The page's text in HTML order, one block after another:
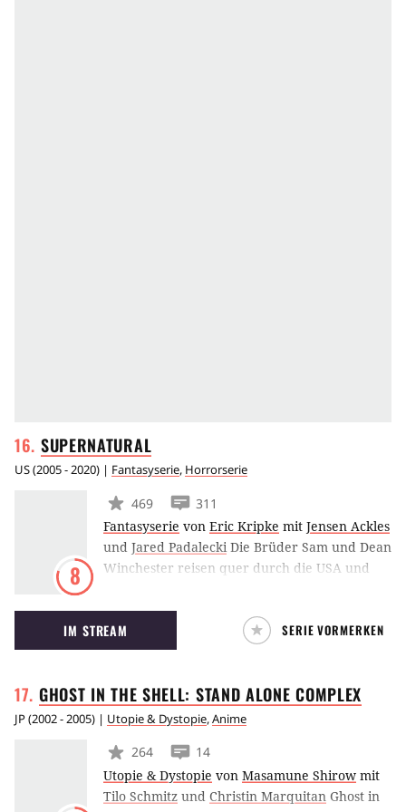
SUPERNATURAL
US(2005 - 2020) | Fantasyserie, Horrorserie
8
469
311
Fantasyserie von Eric Kripke mit Jensen Ackles
und Jared Padalecki Die Brüder Sam und Dean
Winchester reisen quer durch die USA und
von Hexen, Geistern und Dämonen. Die
Brüder bekämpfen jede übernatürliche
Macht, die sich ihnen in den Weg stellt, um die
retten.
IM STREAM SERIE VORMERKEN
GHOST IN THE SHELL: STAND ALONECOMPLEX
JP(2002 - 2005) | Utopie & Dystopie,Anime
264
14
Utopie & Dystopie von Masamune Shirow mit
Tilo Schmitz und Christin Marquitan Ghost in